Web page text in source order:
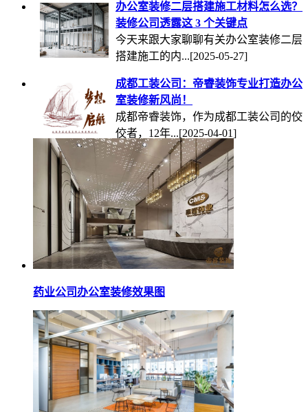
办公室装修二层搭建施工材料怎么选？
装修公司透露这 3 个关键点
今天来跟大家聊聊有关办公室装修二层
搭建施工的内...[2025-05-27]
成都工装公司：帝睿装饰专业打造办公
室装修新风尚！
成都帝睿装饰，作为成都工装公司的佼
佼者，12年...[2025-04-01]
药业公司办公室装修效果图